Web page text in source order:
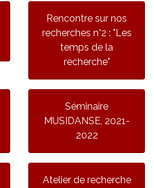
Rencontre sur nos
recherches n°2 : "Les
temps de la
recherche"
Séminaire
MUSIDANSE, 2021-
2022
Atelier de recherche